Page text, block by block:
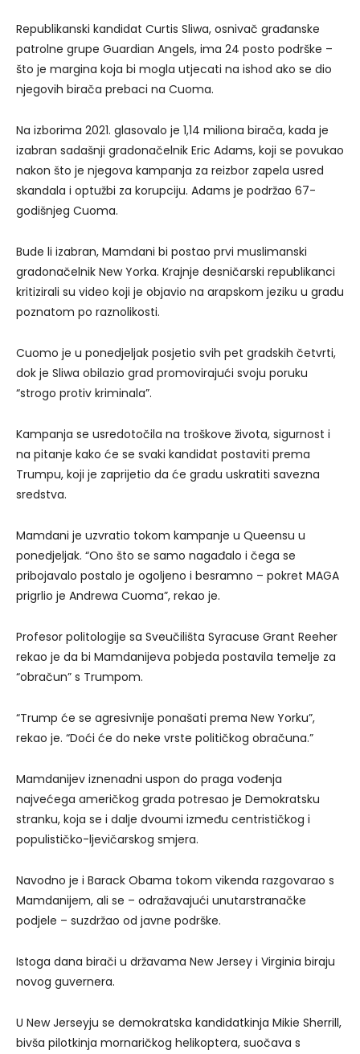
Republikanski kandidat Curtis Sliwa, osnivač građanske
patrolne grupe Guardian Angels, ima 24 posto podrške –
što je margina koja bi mogla utjecati na ishod ako se dio
njegovih birača prebaci na Cuoma.
Na izborima 2021. glasovalo je 1,14 miliona birača, kada je
izabran sadašnji gradonačelnik Eric Adams, koji se povukao
nakon što je njegova kampanja za reizbor zapela usred
skandala i optužbi za korupciju. Adams je podržao 67-
godišnjeg Cuoma.
Bude li izabran, Mamdani bi postao prvi muslimanski
gradonačelnik New Yorka. Krajnje desničarski republikanci
kritizirali su video koji je objavio na arapskom jeziku u gradu
poznatom po raznolikosti.
Cuomo je u ponedjeljak posjetio svih pet gradskih četvrti,
dok je Sliwa obilazio grad promovirajući svoju poruku
“strogo protiv kriminala”.
Kampanja se usredotočila na troškove života, sigurnost i
na pitanje kako će se svaki kandidat postaviti prema
Trumpu, koji je zaprijetio da će gradu uskratiti savezna
sredstva.
Mamdani je uzvratio tokom kampanje u Queensu u
ponedjeljak. “Ono što se samo nagađalo i čega se
pribojavalo postalo je ogoljeno i besramno – pokret MAGA
prigrlio je Andrewa Cuoma”, rekao je.
Profesor politologije sa Sveučilišta Syracuse Grant Reeher
rekao je da bi Mamdanijeva pobjeda postavila temelje za
“obračun” s Trumpom.
“Trump će se agresivnije ponašati prema New Yorku”,
rekao je. “Doći će do neke vrste političkog obračuna.”
Mamdanijev iznenadni uspon do praga vođenja
najvećega američkog grada potresao je Demokratsku
stranku, koja se i dalje dvoumi između centrističkog i
populističko-ljevičarskog smjera.
Navodno je i Barack Obama tokom vikenda razgovarao s
Mamdanijem, ali se – odražavajući unutarstranačke
podjele – suzdržao od javne podrške.
Istoga dana birači u državama New Jersey i Virginia biraju
novog guvernera.
U New Jerseyju se demokratska kandidatkinja Mikie Sherrill,
bivša pilotkinja mornaričkog helikoptera, suočava s